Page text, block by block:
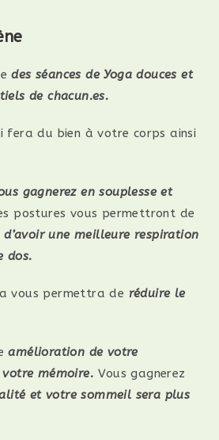
des séances de Yoga douces et
de chacun.es.
fera du bien à votre corps ainsi
gagnerez en souplesse et
postures vous permettront de
une meilleure respiration
dos.
vous permettra de réduire le
amélioration de votre
mémoire. Vous gagnerez
et votre sommeil sera plus